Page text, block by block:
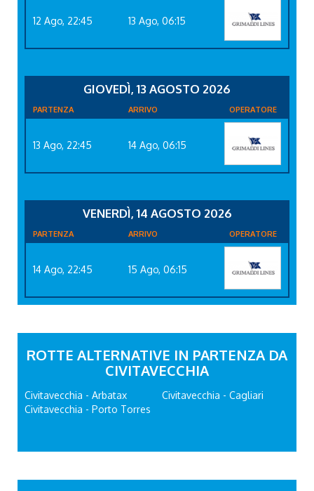
12 Ago, 22:45 13 Ago, 06:15
GIOVEDÌ, 13 AGOSTO 2026
PARTENZA ARRIVO OPERATORE
13 Ago, 22:45 14 Ago, 06:15
VENERDÌ, 14 AGOSTO 2026
PARTENZA ARRIVO OPERATORE
14 Ago, 22:45 15 Ago, 06:15
ROTTE ALTERNATIVE IN PARTENZA DA
CIVITAVECCHIA
Civitavecchia - Arbatax
Civitavecchia - Porto Torres
Civitavecchia - Cagliari